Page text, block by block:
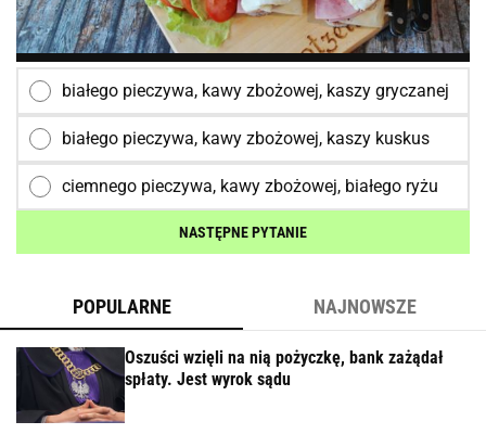
białego pieczywa, kawy zbożowej, kaszy gryczanej
białego pieczywa, kawy zbożowej, kaszy kuskus
ciemnego pieczywa, kawy zbożowej, białego ryżu
NASTĘPNE PYTANIE
POPULARNE NAJNOWSZE
Oszuści wzięli na nią pożyczkę, bank zażądał
spłaty. Jest wyrok sądu